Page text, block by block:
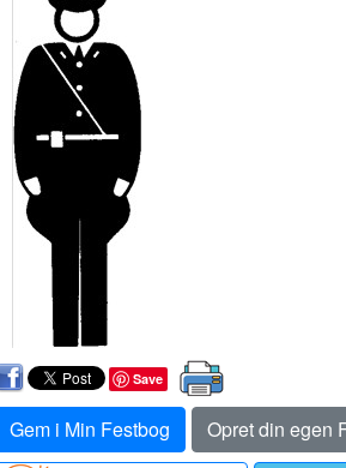
Save
Gem i Min Festbog
Opret din egen